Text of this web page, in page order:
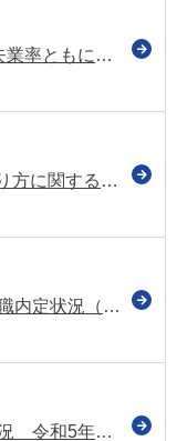
令和5年10月 有効求人倍率・完全失業率ともに改善
技能実習制度及び特定技能制度の在り方に関する有識者会議 最終報告書（案）を提示
「令和6年3月大学等卒業予定者の就職内定状況（10月1日現在）」に係る公表資料の一部訂正についてお知らせ（厚労省）
令和6年3月大卒予定者の就職内定状況 令和5年10月現在で74.8％ 3年連続で前年同期を上回る